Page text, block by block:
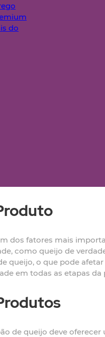
do
dos fatores mais
como queijo de
queijo, o que pode
em todas as etapas
de queijo deve